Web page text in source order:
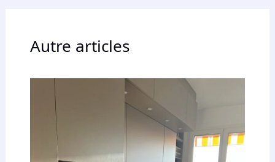
Autre articles